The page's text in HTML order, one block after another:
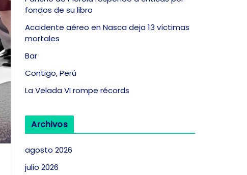
fondos de su libro
Accidente aéreo en Nasca deja 13 víctimas
mortales
Bar
Contigo, Perú
La Velada VI rompe récords
Archivos
agosto 2026
julio 2026